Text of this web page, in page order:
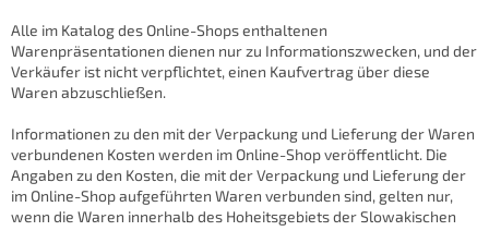
Alle im Katalog des Online-Shops enthaltenen
Warenpräsentationen dienen nur zu Informationszwecken, und der
Verkäufer ist nicht verpflichtet, einen Kaufvertrag über diese
Waren abzuschließen.
Informationen zu den mit der Verpackung und Lieferung der Waren
verbundenen Kosten werden im Online-Shop veröffentlicht. Die
Angaben zu den Kosten, die mit der Verpackung und Lieferung der
im Online-Shop aufgeführten Waren verbunden sind, gelten nur,
wenn die Waren innerhalb des Hoheitsgebiets der Slowakischen